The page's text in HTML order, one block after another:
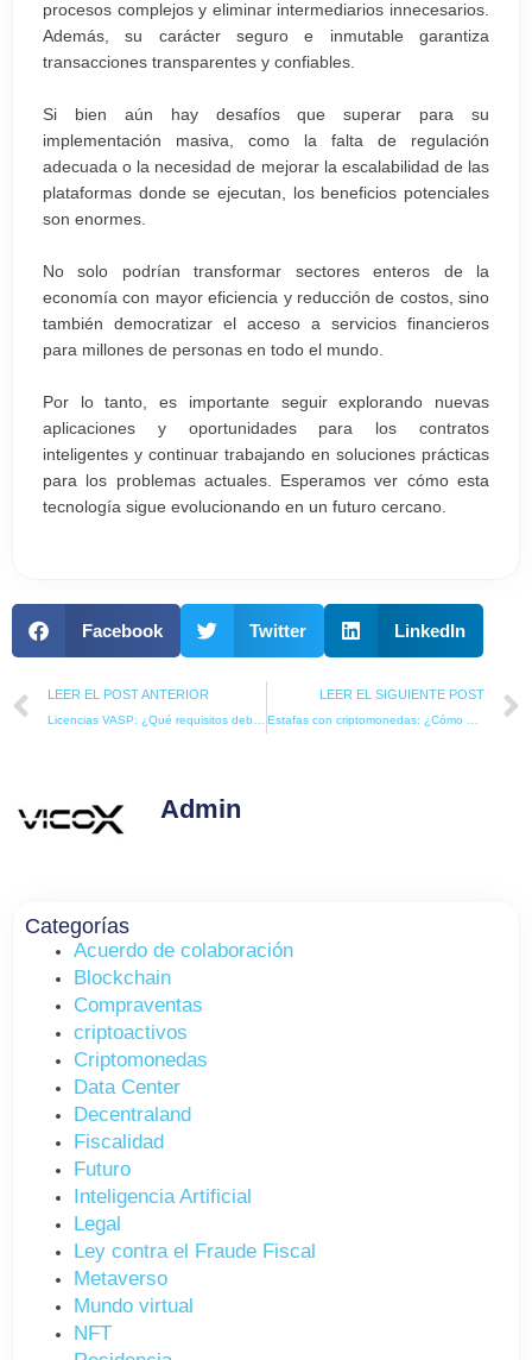
procesos complejos y eliminar intermediarios innecesarios.
Además, su carácter seguro e inmutable garantiza
transacciones transparentes y confiables.
Si bien aún hay desafíos que superar para su
implementación masiva, como la falta de regulación
adecuada o la necesidad de mejorar la escalabilidad de las
plataformas donde se ejecutan, los beneficios potenciales
son enormes.
No solo podrían transformar sectores enteros de la
economía con mayor eficiencia y reducción de costos, sino
también democratizar el acceso a servicios financieros
para millones de personas en todo el mundo.
Por lo tanto, es importante seguir explorando nuevas
aplicaciones y oportunidades para los contratos
inteligentes y continuar trabajando en soluciones prácticas
para los problemas actuales. Esperamos ver cómo esta
tecnología sigue evolucionando en un futuro cercano.
Facebook Twitter LinkedIn
Prev
LEER EL POST ANTERIOR
Licencias VASP: ¿Qué requisitos debes cumplir para obtenerla?
LEER EL SIGUIENTE POST
Estafas con criptomonedas: ¿Cómo protegerse de ellas?
Admin
Categorías
Acuerdo de colaboración
Blockchain
Compraventas
criptoactivos
Criptomonedas
Data Center
Decentraland
Fiscalidad
Futuro
Inteligencia Artificial
Legal
Ley contra el Fraude Fiscal
Metaverso
Mundo virtual
NFT